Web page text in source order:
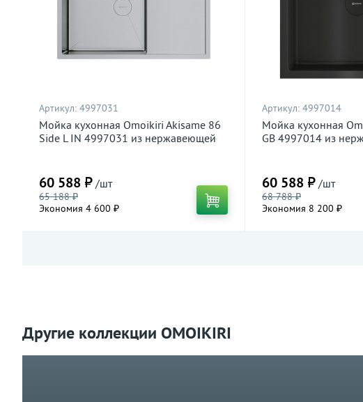
Артикул: 4997031
Мойка кухонная Omoikiri Akisame 86
Side L IN 4997031 из нержавеющей
60 588 ₽ /шт
65 188 ₽
Экономия 4 600 ₽
Артикул: 4997014
Мойка кухонная
GB 4997014 из
60 588 ₽ /шт
68 788 ₽
Экономия 8 200 ₽
Другие коллекции OMOIKIRI